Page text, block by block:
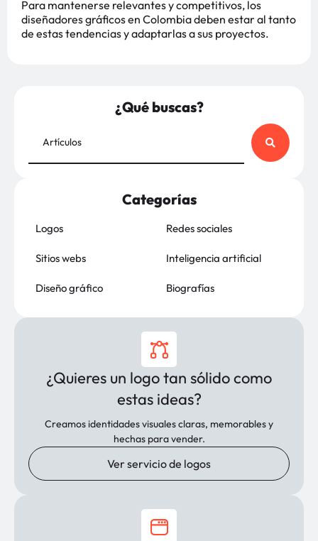
Para mantenerse relevantes y competitivos, los
diseñadores gráficos en Colombia deben estar al tanto
de estas tendencias y adaptarlas a sus proyectos.
¿Qué buscas?
Categorías
Logos
Sitios webs
Diseño gráfico
Redes sociales
Inteligencia artificial
Biografías
¿Quieres un logo tan sólido como
estas ideas?
Creamos identidades visuales claras, memorables y
hechas para vender.
Ver servicio de logos